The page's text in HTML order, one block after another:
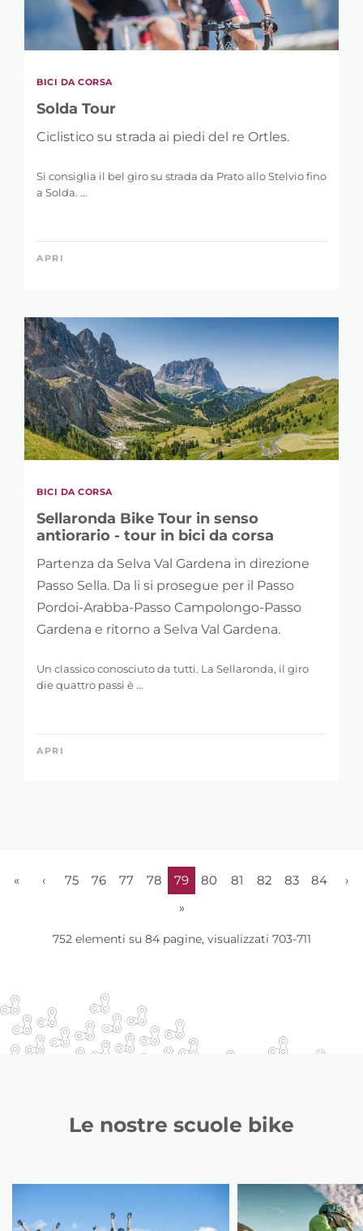
BICI DA CORSA
Solda Tour
Ciclistico su strada ai piedi del re Ortles.
Si consiglia il bel giro su strada da Prato allo Stelvio fino
a Solda. ...
APRI
BICI DA CORSA
Sellaronda Bike Tour in senso
antiorario - tour in bici da corsa
Partenza da Selva Val Gardena in direzione
Passo Sella. Da li si prosegue per il Passo
Pordoi-Arabba-Passo Campolongo-Passo
Gardena e ritorno a Selva Val Gardena.
Un classico conosciuto da tutti. La Sellaronda, il giro
die quattro passi è ...
APRI
« ‹ 75 76 77 78 79 80 81 82 83 84
›
»
752 elementi su 84 pagine, visualizzati 703-711
Le nostre scuole bike